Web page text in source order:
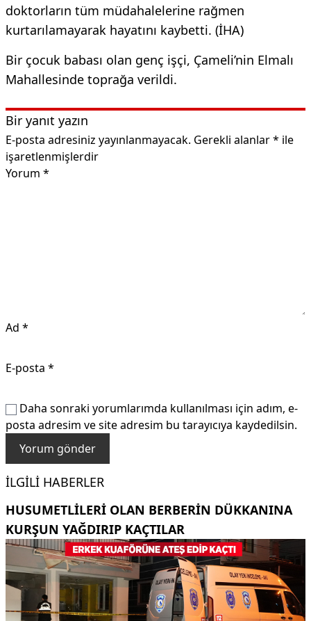
doktorların tüm müdahalelerine rağmen
kurtarılamayarak hayatını kaybetti. (İHA)
Bir çocuk babası olan genç işçi, Çameli’nin Elmalı
Mahallesinde toprağa verildi.
Bir yanıt yazın
E-posta adresiniz yayınlanmayacak. Gerekli alanlar* ile
işaretlenmişlerdir
Yorum *
Ad *
E-posta *
Daha sonraki yorumlarımda kullanılması için adım, e-
posta adresim ve site adresim bu tarayıcıya kaydedilsin.
İLGILI HABERLER
HUSUMETLILERI OLAN BERBERIN DÜKKANINA
KURŞUN YAĞDIRIP KAÇTILAR